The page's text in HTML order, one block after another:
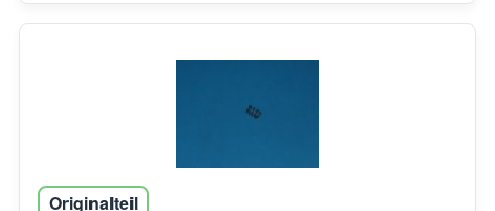
Originalteil